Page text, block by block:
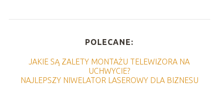
POLECANE:
JAKIE SĄ ZALETY MONTAŻU TELEWIZORA NA
UCHWYCIE?
NAJLEPSZY NIWELATOR LASEROWY DLA BIZNESU